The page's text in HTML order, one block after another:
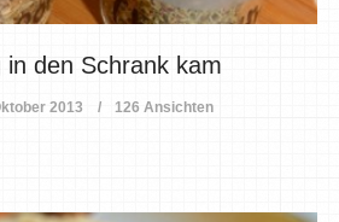
den Schrank kam
2013 126 Ansichten